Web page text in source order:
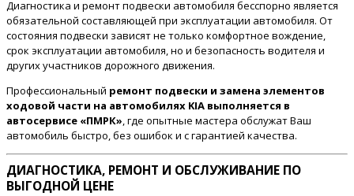
Диагностика и ремонт подвески автомобиля бесспорно является
обязательной составляющей при эксплуатации автомобиля. От
состояния подвески зависят не только комфортное вождение,
срок эксплуатации автомобиля, но и безопасность водителя и
других участников дорожного движения.
Профессиональный ремонт подвески и замена элементов
ходовой части на автомобилях KIA выполняется в
автосервисе «ПМРК», где опытные мастера обслужат Ваш
автомобиль быстро, без ошибок и с гарантией качества.
ДИАГНОСТИКА, РЕМОНТ И ОБСЛУЖИВАНИЕ ПО
ВЫГОДНОЙ ЦЕНЕ